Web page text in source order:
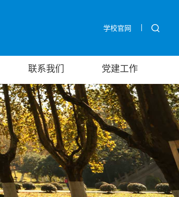
学校官网
联系我们 党建工作